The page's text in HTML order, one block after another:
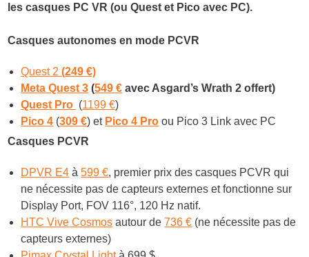
les casques PC VR (ou Quest et Pico avec PC).
Casques autonomes en mode PCVR
Quest 2(249 €)
Meta Quest 3 (549 € avec Asgard’s Wrath 2 offert)
Quest Pro (1199 €)
Pico 4 (309 €) et Pico 4 Pro ou Pico 3 Link avec PC
Casques PCVR
DPVR E4 à599 €, premier prix des casques PCVR qui
ne nécessite pas de capteurs externes et fonctionne sur
Display Port, FOV 116°, 120 Hz natif.
HTC Vive Cosmos autour de736 € (ne nécessite pas de
capteurs externes)